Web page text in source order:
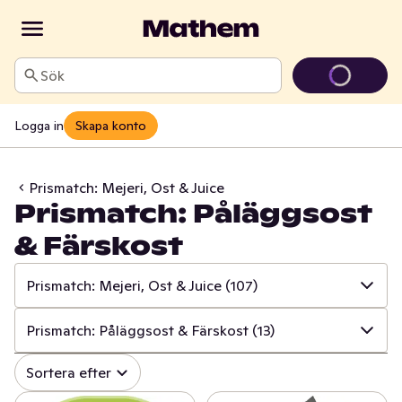
Sök
Logga in Skapa konto
Prismatch: Mejeri, Ost & Juice
Prismatch: Påläggsost
& Färskost
Prismatch: Mejeri, Ost & Juice (107)
✓ Alla (534)
✓ Prismatch: Frukt & Grönt
Prismatch: Påläggsost & Färskost (13)
✓ Alla (107)
Sortera efter